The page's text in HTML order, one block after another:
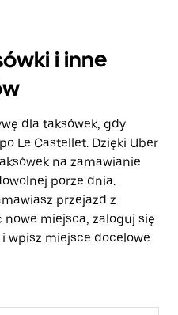
i inne
dla taksówek, gdy
Le Castellet. Dzięki Uber
na zamawianie
porze dnia.
przejazd z
miejsca, zaloguj się
wpisz miejsce docelowe